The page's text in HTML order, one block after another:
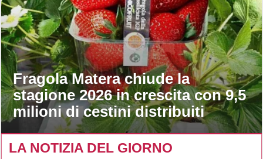
Fragola Matera chiude la
stagione 2026 in crescita con 9,5
milioni di cestini distribuiti
LA NOTIZIA DEL GIORNO